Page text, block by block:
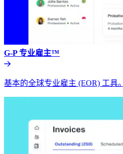
G-P 专业雇主™​​
基本的全球专业雇主 (EOR) 工具。​​